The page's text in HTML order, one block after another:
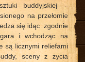
buddyjskiej –
na przełomie
się idąc zgodnie
i wchodząc na
są licznymi reliefami
sceny z życia